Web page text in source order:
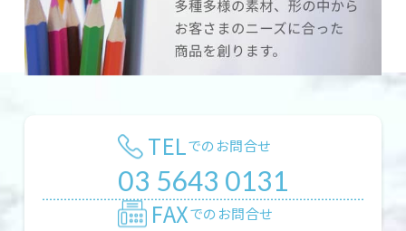
TELでのお問合せ
03 5643 0131
FAXでのお問合せ